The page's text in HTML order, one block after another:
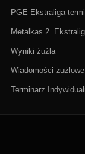
PGE Ekstraliga
Metalkas 2.
Wyniki żużla
Wiadomości żużlowe
Terminarz